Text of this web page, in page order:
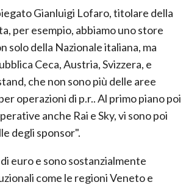
Gianluigi Lofaro, titolare della
per esempio, abbiamo uno store
solo della Nazionale italiana, ma
Ceca, Austria, Svizzera, e
che non sono più delle aree
operazioni di p.r.. Al primo piano poi
anche Rai e Sky, vi sono poi
degli sponsor".
euro e sono sostanzialmente
come le regioni Veneto e